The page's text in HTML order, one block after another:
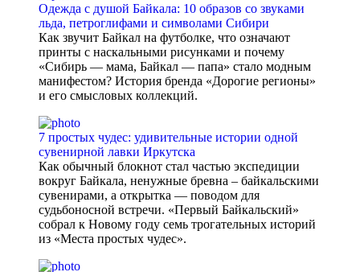
Одежда с душой Байкала: 10 образов со звуками
льда, петроглифами и символами Сибири
Как звучит Байкал на футболке, что означают
принты с наскальными рисунками и почему
«Сибирь — мама, Байкал — папа» стало модным
манифестом? История бренда «Дорогие регионы»
и его смысловых коллекций.
7 простых чудес: удивительные истории одной
сувенирной лавки Иркутска
Как обычный блокнот стал частью экспедиции
вокруг Байкала, ненужные бревна – байкальскими
сувенирами, а открытка — поводом для
судьбоносной встречи. «Первый Байкальский»
собрал к Новому году семь трогательных историй
из «Места простых чудес».